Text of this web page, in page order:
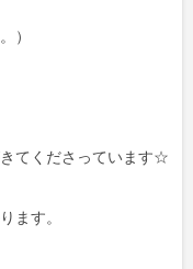
）
てくださっています☆
ます。